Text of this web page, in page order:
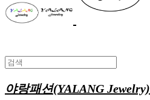
야랑패션(YALANG Jewelry)